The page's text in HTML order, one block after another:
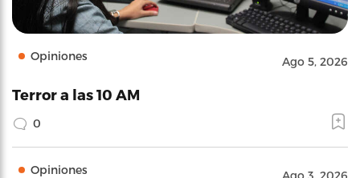
Opiniones Ago 5, 2026
Terror a las 10 AM
0
Opiniones Ago 3, 2026